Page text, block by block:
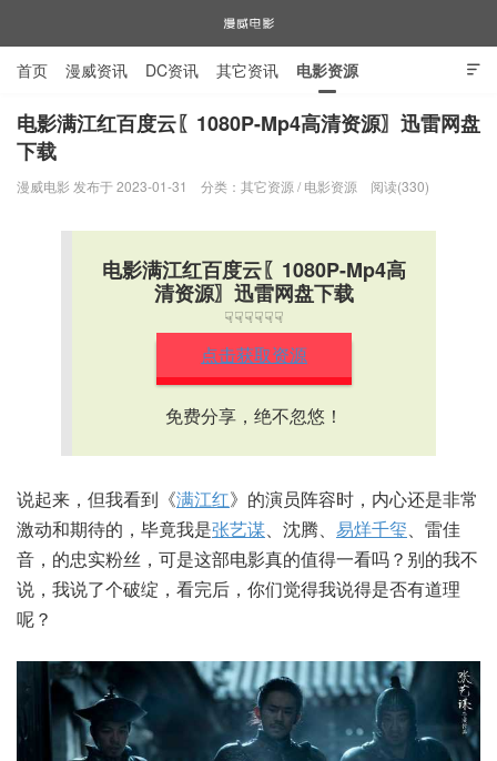
漫威电影

首页 漫威资讯 DC资讯 其它资讯 电影资源
电视剧资源 漫威图片
电影满江红百度云〖1080P-Mp4高清资源〗迅雷网盘
下载
漫威电影 发布于 2023-01-31 分类： 其它资源 / 电影资源 阅读(330)
电影满江红百度云〖1080P-Mp4高
清资源〗迅雷网盘下载
☟☟☟☟☟☟
点击获取资源
免费分享，绝不忽悠！
说起来，但我看到《满江红》的演员阵容时，内心还是非常
激动和期待的，毕竟我是张艺谋、沈腾、 易烊千玺、雷佳
音，的忠实粉丝，可是这部电影真的值得一看吗？别的我不
说，我说了个破绽，看完后，你们觉得我说得是否有道理
呢？